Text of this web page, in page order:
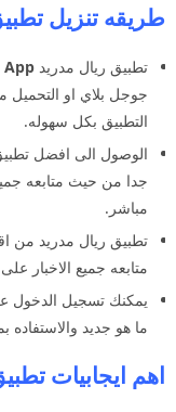
طريقه تنزيل تطبيق ريال
تطبيق ريال مدريد App
التطبيق بكل سهوله.
الوصول الى افضل
جدا من حيث متابعه
مباشر.
تطبيق ريال مدريد من
متابعه جميع الاخبار
يمكنك تسجيل الدخول
ما هو جديد
اهم ايجابيات تطبيق ريال